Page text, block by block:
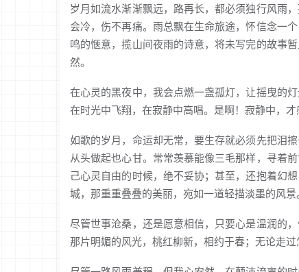
岁月如流水渐渐飘远，路再长，都必须独行风雨
会冷，伤不再痛。雨总飘在生命旅途，怀信念一
鸣的惬意，揽山间夜雨的诗意，将未写完的故事
然。
在心灵的黑夜中，我会点燃一盏孤灯，让摇曳的
在时光中飞翔，在寂静中高唱。是啊！寂静中，
如歌的岁月，命运却无常，要生存就必须先把泪
从头做起也心甘。常常羡慕能像三毛那样，寻着
己心灵自由的时候，绝不妥协；甚至，还抱着幻
城，那重重叠叠的美丽，宛如一道轻描淡墨的风景。
尽管世事沧桑，还是愿意相信，只要心是温润的
那片明媚的风光，桃红柳新，相约于春；无论走